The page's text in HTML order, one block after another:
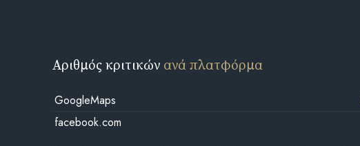
Αριθμός κριτικών ανά πλατφόρμα
GoogleMaps
facebook.com